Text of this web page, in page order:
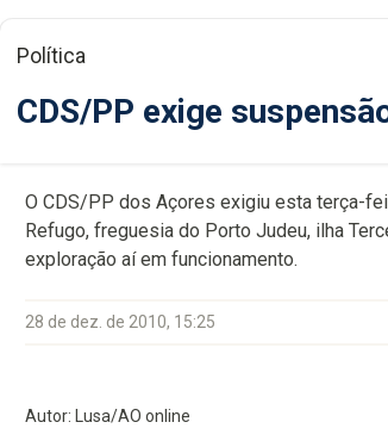
Política
CDS/PP exige
O CDS/PP dos Açores exigiu esta terça-
Refugo, freguesia do Porto Judeu, ilha
exploração aí em funcionamento.
28 de dez. de 2010, 15:25
Autor: Lusa/AO online